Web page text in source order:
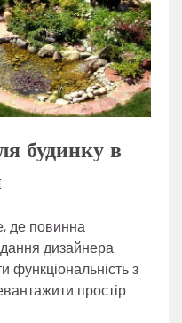
будинку в
де повинна
дизайнера
функціональність з
простір